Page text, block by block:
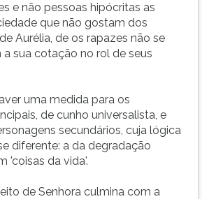
e não pessoas hipócritas as
que não gostam dos
Aurélia, de os rapazes não se
sua cotação no rol de seus
uma medida para os
de cunho universalista, e
secundários, cuja lógica
diferente: a da degradação
'coisas da vida'.
de Senhora culmina com a